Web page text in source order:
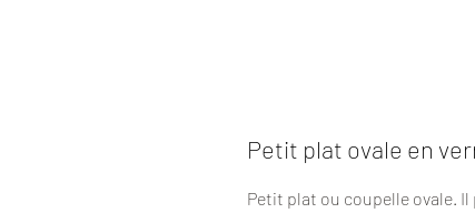
Petit plat ovale en
Petit plat ou coupelle ovale.